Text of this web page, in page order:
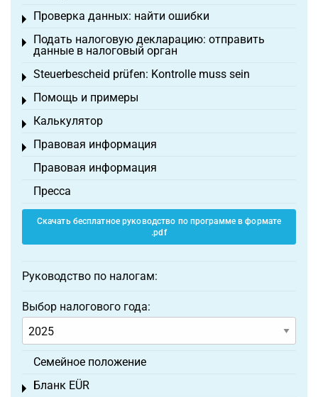
Проверка данных: найти ошибки
Toggle menu
Подать налоговую декларацию: отправить
данные в налоговый орган
Toggle menu
Steuerbescheid prüfen: Kontrolle muss sein
Toggle menu
Помощь и примеры
Toggle menu
Калькулятор
Toggle menu
Правовая информация
Toggle menu
Правовая информация
Пресса
Скачать бесплатное руководство по программе в формате
.pdf
Руководство по налогам:
Выбор налогового года:
Семейное положение
Бланк EÜR
Toggle menu